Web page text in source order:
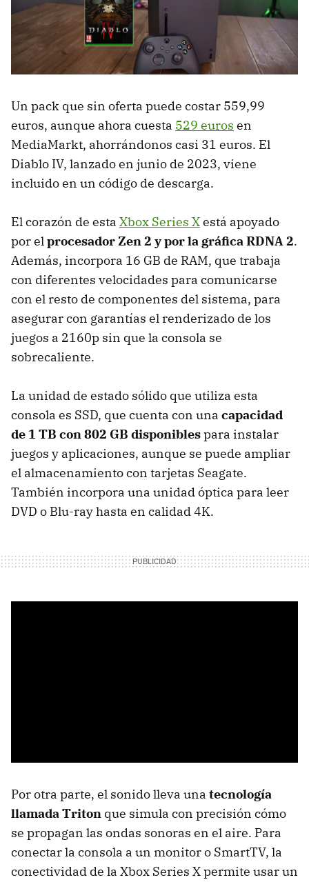
Un pack que sin oferta puede costar 559,99
euros, aunque ahora cuesta 529 euros en
MediaMarkt, ahorrándonos casi 31 euros. El
Diablo IV, lanzado en junio de 2023, viene
incluido en un código de descarga.
El corazón de esta Xbox Series Xestá apoyado
por elprocesador Zen 2 y por la gráfica RDNA 2.
Además, incorpora 16 GB de RAM, que trabaja
con diferentes velocidades para comunicarse
con el resto de componentes del sistema, para
asegurar con garantías el renderizado de los
juegos a 2160p sin que la consola se
sobrecaliente.
La unidad de estado sólido que utiliza esta
consola es SSD, que cuenta con una capacidad
de 1 TB con 802 GB disponiblespara instalar
juegos y aplicaciones, aunque se puede ampliar
el almacenamiento con tarjetas Seagate.
También incorpora una unidad óptica para leer
DVD o Blu-ray hasta en calidad 4K.
Por otra parte, el sonido lleva una tecnología
llamada Triton que simula con precisión cómo
se propagan las ondas sonoras en el aire. Para
conectar la consola a un monitor o SmartTV, la
conectividad de la Xbox Series X permite usar un